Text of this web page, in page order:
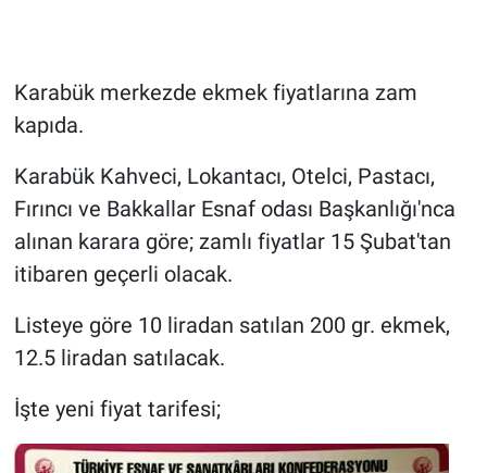
Karabük merkezde ekmek fiyatlarına zam
kapıda.
Karabük Kahveci, Lokantacı, Otelci, Pastacı,
Fırıncı ve Bakkallar Esnaf odası Başkanlığı'nca
alınan karara göre; zamlı fiyatlar 15 Şubat'tan
itibaren geçerli olacak.
Listeye göre 10 liradan satılan 200 gr. ekmek,
12.5 liradan satılacak.
İşte yeni fiyat tarifesi;